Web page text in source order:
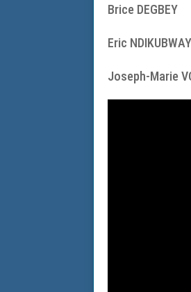
Brice DEGBEY
Eric
Joseph-Marie